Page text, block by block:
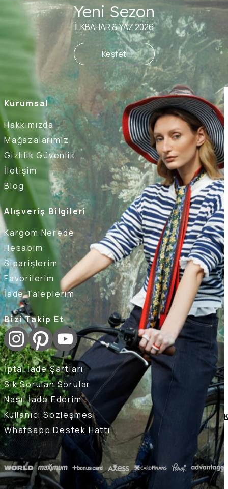
Kurumsal
Hakkımızda
Mağazalarımız
Gizlilik Güvenlik
İletişim
Blog
Alışveriş Bilgileri
Kargom Nerede
Hesabım
Siparişlerim
Favorilerim
İade Taleplerim
Bizi Takip Et
İptal İade Şartları
Sık Sorulan Sorular
Nasıl İade Ederim
Kullanıcı Sözleşmesi
Whatsapp Destek Hattı
Yeni Sezon
İLKBAHAR & YAZ 2026
Keşfet